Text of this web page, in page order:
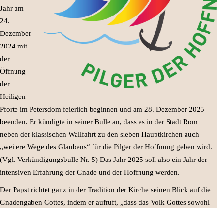
Jahr am
24.
Dezember
2024 mit
der
Öffnung
der
Heiligen
Pforte im Petersdom feierlich beginnen und am 28. Dezember 2025
beenden. Er kündigte in seiner Bulle an, dass es in der Stadt Rom
neben der klassischen Wallfahrt zu den sieben Hauptkirchen auch
„weitere Wege des Glaubens“ für die Pilger der Hoffnung geben wird.
(Vgl. Verkündigungsbulle Nr. 5) Das Jahr 2025 soll also ein Jahr der
intensiven Erfahrung der Gnade und der Hoffnung werden.
Der Papst richtet ganz in der Tradition der Kirche seinen Blick auf die
Gnadengaben Gottes, indem er aufruft, „dass das Volk Gottes sowohl